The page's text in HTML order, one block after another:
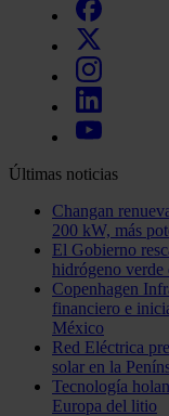
Últimas noticias
Changan
200 kW, más
El Gobierno
hidrógeno verde
Copenhagen
financiero e
México
Red Eléctrica
solar en la
Tecnología
Europa del litio